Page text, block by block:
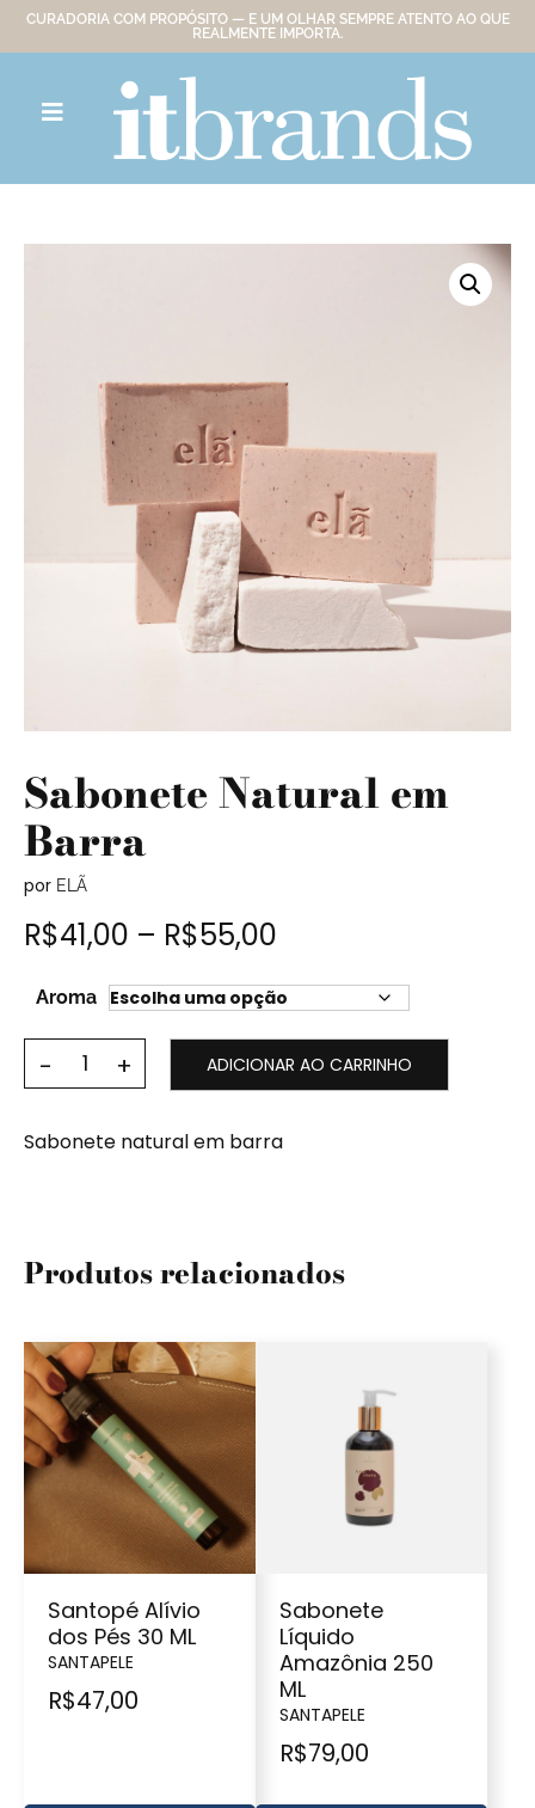
CURADORIA COM PROPÓSITO — E UM OLHAR SEMPRE ATENTO AO QUE
REALMENTE IMPORTA.
Sabonete Natural em
Barra
por ELÃ
R$41,00 – R$55,00
Aroma
ADICIONAR AO CARRINHO
Sabonete natural em barra
Produtos relacionados
Santopé Alívio
dos Pés 30 ML
SANTAPELE
R$47,00
Sabonete
Líquido
Amazônia 250
ML
SANTAPELE
R$79,00